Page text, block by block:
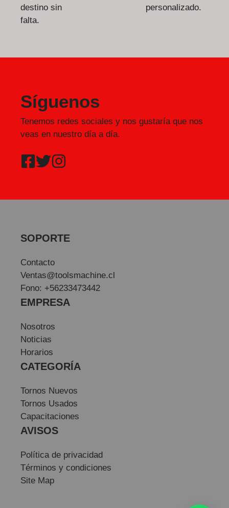
destino sin
falta.
personalizado.
Síguenos
Tenemos redes sociales y nos gustaría que nos
veas en nuestro día a día.
SOPORTE
Contacto
Ventas@toolsmachine.cl
Fono: +56233473442
EMPRESA
Nosotros
Noticias
Horarios
CATEGORÍA
Tornos Nuevos
Tornos Usados
Capacitaciones
AVISOS
Política de privacidad
Términos y condiciones
Site Map